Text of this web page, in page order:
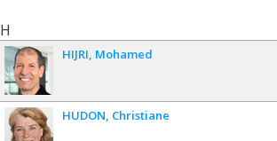
H
HIJRI Mohamed
HUDON Christiane